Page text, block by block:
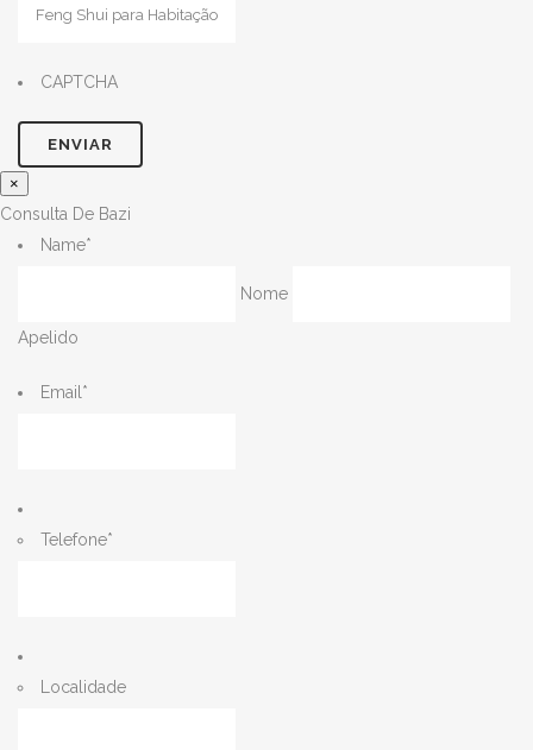
CAPTCHA
×
Consulta De Bazi
Name*
Nome
Apelido
Email*
Telefone*
Localidade